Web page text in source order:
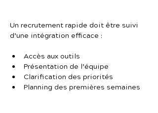
Un recrutement rapide doit être suivi
d’une intégration efficace :
Accès aux outils
Présentation de l’équipe
Clarification des priorités
Planning des premières semaines